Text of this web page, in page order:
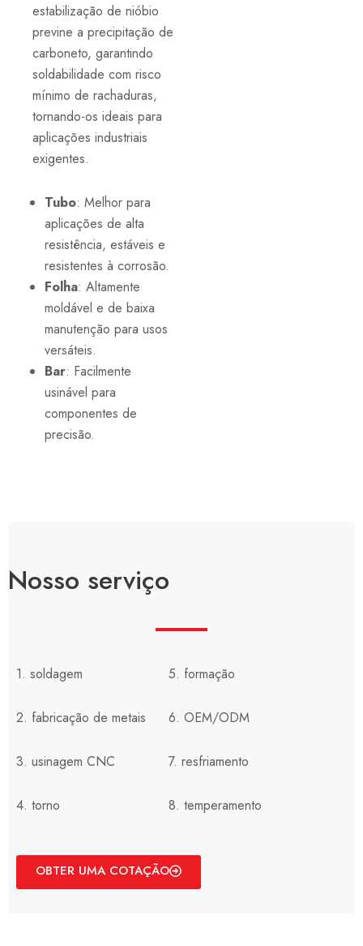
estabilização de nióbio
previne a precipitação de
carboneto, garantindo
soldabilidade com risco
mínimo de rachaduras,
tornando-os ideais para
aplicações industriais
exigentes.
Tubo: Melhor para
aplicações de alta
resistência, estáveis e
resistentes à corrosão.
Folha: Altamente
moldável e de baixa
manutenção para usos
versáteis.
Bar: Facilmente
usinável para
componentes de
precisão.
Nosso serviço
1. soldagem
2. fabricação de metais
3. usinagem CNC
4. torno
5. formação
6. OEM/ODM
7. resfriamento
8. temperamento
OBTER UMA COTAÇÃO